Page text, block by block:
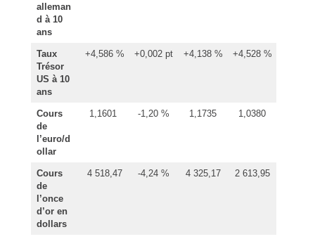
alleman
d à 10
ans
Taux
Trésor
US à 10
ans
+4,586 % +0,002 pt +4,138 % +4,528 %
Cours
de
l’euro/d
ollar
1,1601 -1,20 % 1,1735 1,0380
Cours
de
l’once
d’or en
dollars
4 518,47 -4,24 % 4 325,17 2 613,95